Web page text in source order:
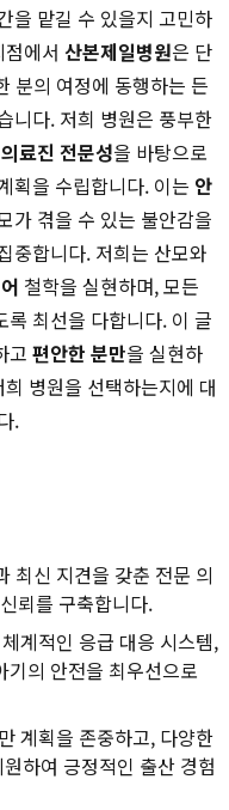
을 맡길 수 있을지 고민하
에서 산본제일병원은 단
분의 여정에 동행하는 든
니다. 저희 병원은 풍부한
의료진 전문성을 바탕으로
획을 수립합니다. 이는 안
가 겪을 수 있는 불안감을
중합니다. 저희는 산모와
철학을 실현하며, 모든
최선을 다합니다. 이 글
고 편안한 분만을 실현하
병원을 선택하는지에 대
.
최신 지견을 갖춘 전문 의
뢰를 구축합니다.
계적인 응급 대응 시스템,
기의 안전을 최우선으로
계획을 존중하고, 다양한
하여 긍정적인 출산 경험